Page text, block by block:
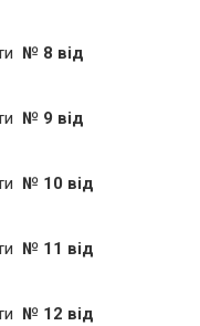
№ 8 від
№ 9 від
№ 10 від
№ 11 від
№ 12 від